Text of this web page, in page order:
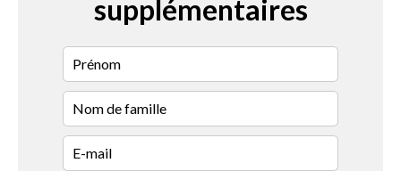
supplémentaires